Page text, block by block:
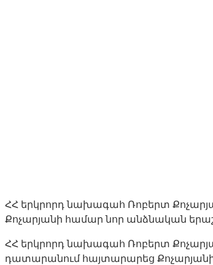
ՀՀ երկրորդ նախագահ Ռոբերտ
Քոչարյանի համար նոր անձնական
ՀՀ երկրորդ նախագահ Ռոբերտ
դատարանում հայտարարեց